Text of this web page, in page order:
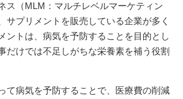
ス（MLM：マルチレベルマーケティン
サプリメントを販売している企業が多く
ントは、病気を予防することを目的とし
だけでは不足しがちな栄養素を補う役割
て病気を予防することで、医療費の削減